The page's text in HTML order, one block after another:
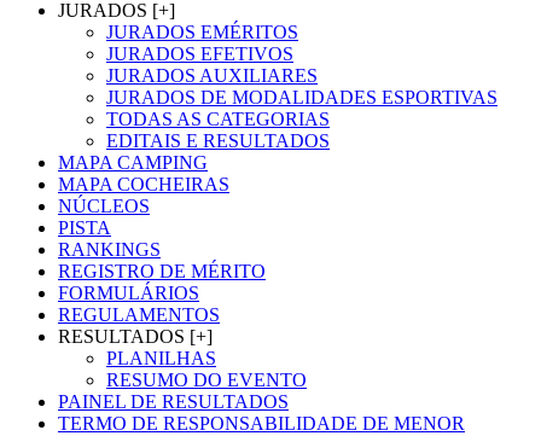
JURADOS [+]
JURADOS EMÉRITOS
JURADOS EFETIVOS
JURADOS AUXILIARES
JURADOS DE MODALIDADES ESPORTIVAS
TODAS AS CATEGORIAS
EDITAIS E RESULTADOS
MAPA CAMPING
MAPA COCHEIRAS
NÚCLEOS
PISTA
RANKINGS
REGISTRO DE MÉRITO
FORMULÁRIOS
REGULAMENTOS
RESULTADOS [+]
PLANILHAS
RESUMO DO EVENTO
PAINEL DE RESULTADOS
TERMO DE RESPONSABILIDADE DE MENOR